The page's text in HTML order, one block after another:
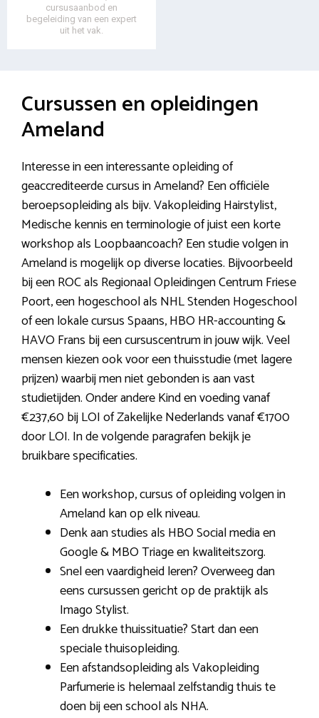
cursusaanbod en
begeleiding van een expert
uit het vak.
Cursussen en opleidingen
Ameland
Interesse in een interessante opleiding of
geaccrediteerde cursus in Ameland? Een officiële
beroepsopleiding als bijv. Vakopleiding Hairstylist,
Medische kennis en terminologie of juist een korte
workshop als Loopbaancoach? Een studie volgen in
Ameland is mogelijk op diverse locaties. Bijvoorbeeld
bij een ROC als Regionaal Opleidingen Centrum Friese
Poort, een hogeschool als NHL Stenden Hogeschool
of een lokale cursus Spaans, HBO HR-accounting &
HAVO Frans bij een cursuscentrum in jouw wijk. Veel
mensen kiezen ook voor een thuisstudie (met lagere
prijzen) waarbij men niet gebonden is aan vast
studietijden. Onder andere Kind en voeding vanaf
€237,60 bij LOI of Zakelijke Nederlands vanaf €1700
door LOI. In de volgende paragrafen bekijk je
bruikbare specificaties.
Een workshop, cursus of opleiding volgen in
Ameland kan op elk niveau.
Denk aan studies als HBO Social media en
Google & MBO Triage en kwaliteitszorg.
Snel een vaardigheid leren? Overweeg dan
eens cursussen gericht op de praktijk als
Imago Stylist.
Een drukke thuissituatie? Start dan een
speciale thuisopleiding.
Een afstandsopleiding als Vakopleiding
Parfumerie is helemaal zelfstandig thuis te
doen bij een school als NHA.